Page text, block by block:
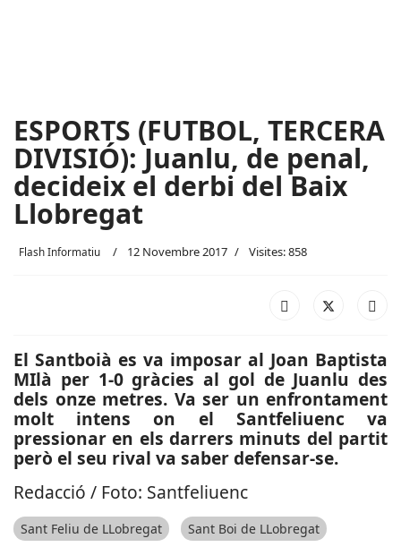
ESPORTS (FUTBOL, TERCERA
DIVISIÓ): Juanlu, de penal,
decideix el derbi del Baix
Llobregat
Flash Informatiu 12 Novembre 2017 Visites: 858
El Santboià es va imposar al Joan Baptista
MIlà per 1-0 gràcies al gol de Juanlu des
dels onze metres. Va ser un enfrontament
molt intens on el Santfeliuenc va
pressionar en els darrers minuts del partit
però el seu rival va saber defensar-se.
Redacció / Foto: Santfeliuenc
Sant Feliu de LLobregat Sant Boi de LLobregat